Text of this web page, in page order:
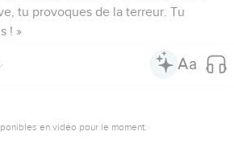
tu provoques de la terreur. Tu
! »
en vidéo pour le moment.